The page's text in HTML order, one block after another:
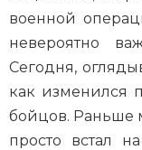
военной
невероятно
Сегодня,
как изменился
бойцов. Раньше
просто встал